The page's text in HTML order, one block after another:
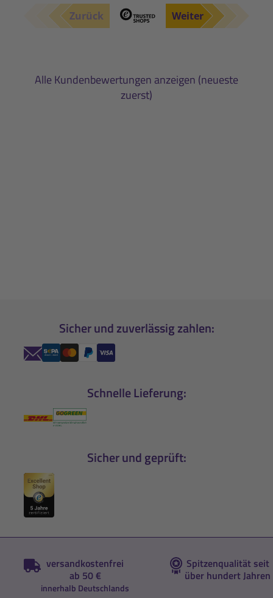
Zurück Weiter
Alle Kundenbewertungen anzeigen (neueste
zuerst)
Sicher und zuverlässig zahlen:
Schnelle Lieferung:
Sicher und geprüft:
versandkostenfrei
ab 50 €
innerhalb Deutschlands
Spitzenqualität seit
über hundert Jahren